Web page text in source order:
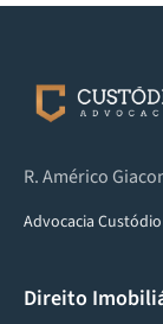
R. Américo
Advocacia Custódio
Direito